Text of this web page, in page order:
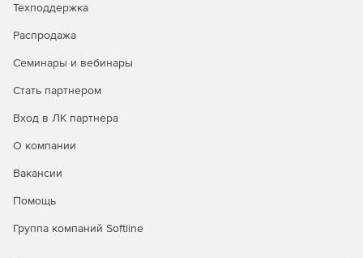
Техподдержка
Распродажа
Семинары и вебинары
Стать партнером
Вход в ЛК партнера
О компании
Вакансии
Помощь
Группа компаний Softline